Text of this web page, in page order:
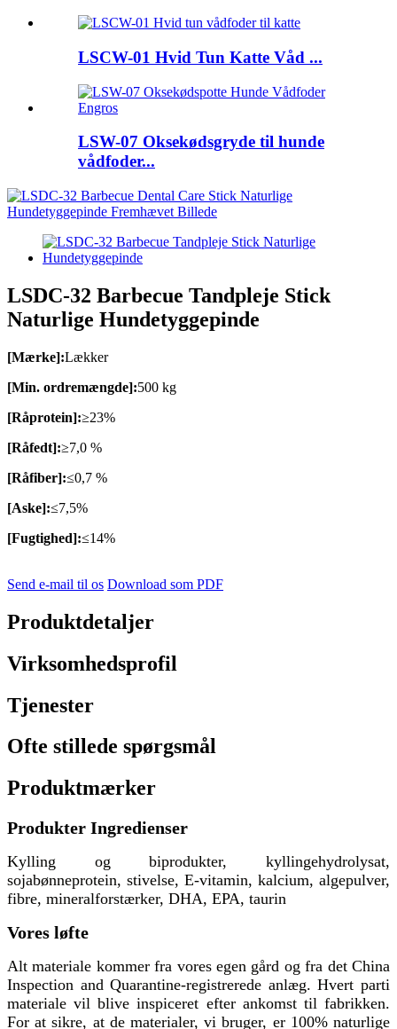
LSCW-01 Hvid Tun Katte Våd ...
LSW-07 Oksekødsgryde til hunde
vådfoder...
LSDC-32 Barbecue Tandpleje Stick
Naturlige Hundetyggepinde
[Mærke]:Lækker
[Min. ordremængde]:500 kg
[Råprotein]:≥23%
[Råfedt]:≥7,0 %
[Råfiber]:≤0,7 %
[Aske]:≤7,5%
[Fugtighed]:≤14%
Send e-mail til os Download som PDF
Produktdetaljer
Virksomhedsprofil
Tjenester
Ofte stillede spørgsmål
Produktmærker
Produkter Ingredienser
Kylling og biprodukter, kyllingehydrolysat,
sojabønneprotein, stivelse, E-vitamin, kalcium, algepulver,
fibre, mineralforstærker, DHA, EPA, taurin
Vores løfte
Alt materiale kommer fra vores egen gård og fra det China
Inspection and Quarantine-registrerede anlæg. Hvert parti
materiale vil blive inspiceret efter ankomst til fabrikken.
For at sikre, at de materialer, vi bruger, er 100% naturlige